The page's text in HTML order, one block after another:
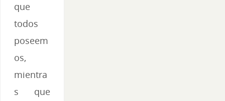
que
todos
poseem
os,
mientra
s que